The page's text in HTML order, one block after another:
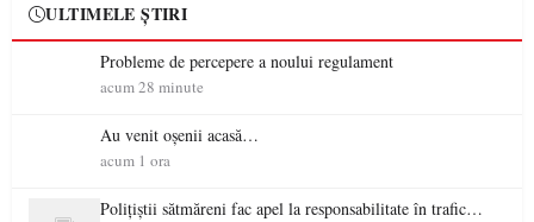
ULTIMELE ȘTIRI
Probleme de percepere a noului regulament
acum 28 minute
Au venit oșenii acasă…
acum 1 ora
Polițiștii sătmăreni fac apel la responsabilitate în trafic…